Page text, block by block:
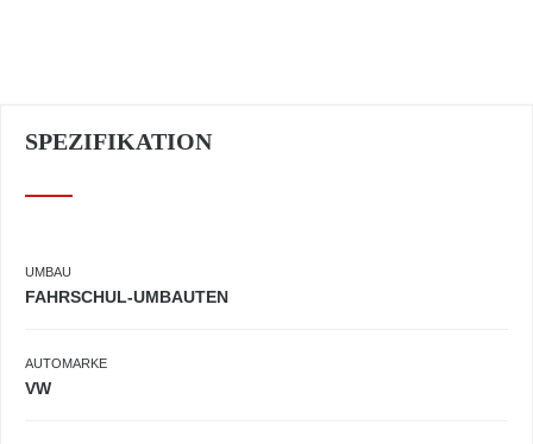
SPEZIFIKATION
UMBAU
FAHRSCHUL-UMBAUTEN
AUTOMARKE
VW